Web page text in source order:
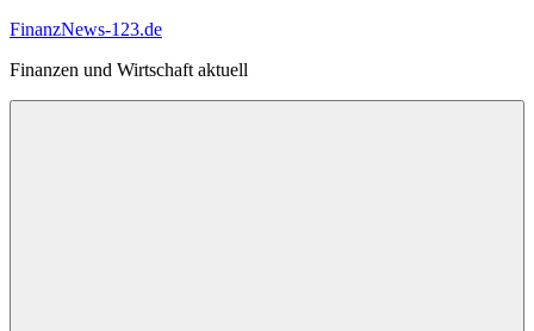
Zum
springen
FinanzNews-123.de
Finanzen und Wirtschaft aktuell